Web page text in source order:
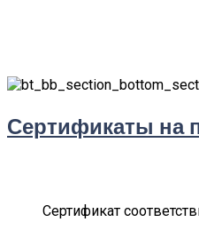
Сертификаты на
Сертификат